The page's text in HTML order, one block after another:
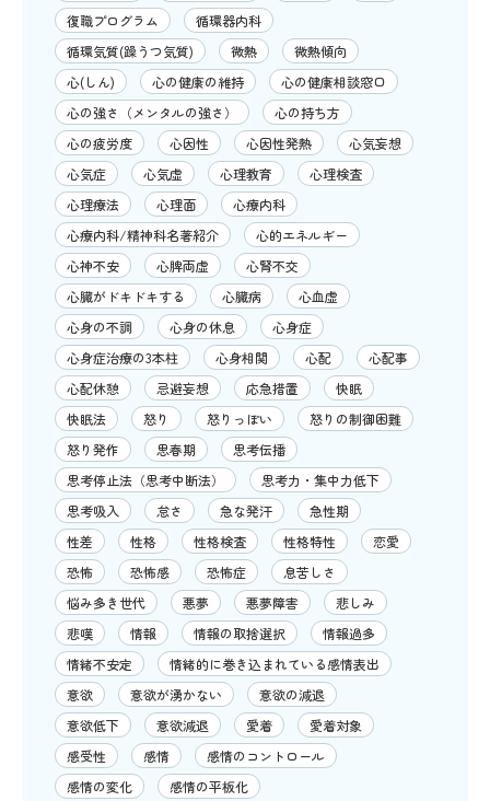
復職プログラム
循環器内科
循環気質(躁うつ気質)
微熱
微熱傾向
心(しん)
心の健康の維持
心の健康相談窓口
心の強さ（メンタルの強さ）
心の持ち方
心の疲労度
心因性 心因性発熱
心気妄想
心気症
心気虚 心理教育
心理検査
心理療法
心理面
心療内科
心療内科/精神科名著紹介
心的エネルギー
心神不安
心脾両虚
心腎不交
心臓がドキドキする
心臓病
心血虚
心身の不調
心身の休息
心身症
心身症治療の3本柱
心身相関 心配
心配事
心配休憩
忌避妄想 応急措置
快眠
快眠法
怒り 怒りっぽい
怒りの制御困難
怒り発作
思春期
思考伝播
思考停止法（思考中断法）
思考力・集中力低下
思考吸入
怠さ 急な発汗
急性期
性差
性格 性格検査 性格特性
恋愛
恐怖
恐怖感 恐怖症
息苦しさ
悩み多き世代
悪夢 悪夢障害
悲しみ
悲嘆
情報 情報の取捨選択
情報過多
情緒不安定
情緒的に巻き込まれている感情表出
意欲
意欲が湧かない
意欲の減退
意欲低下
意欲減退 愛着
愛着対象
感受性
感情
感情のコントロール
感情の変化
感情の平板化